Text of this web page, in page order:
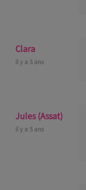
Clara
il y a 5 ans
Jules (Assat)
il y a 5 ans